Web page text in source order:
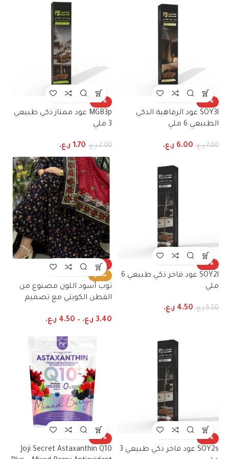
-14%
SOY3l عود الرفاهية الذكي
الطبيعي 6 ملي
7.00 ر.ع. 6.00 ر.ع.
-15%
MGB3p عود ممتاز ذكي طبيعي
3 ملي
2.00 ر.ع. 1.70 ر.ع.
-18%
SOY2l عود فاخر ذكي طبيعي 6
ملي
5.50 ر.ع. 4.50 ر.ع.
-23%
ساخن
ثوب أسود اللون مصنوع من
القطن الكويتي مع تصميم
مطابقة مخيطة على طراز
3.40 ر.ع. –
4.50 ر.ع.
-18%
SOY2s عود فاخر ذكي طبيعي 3
-22%
Joji Secret Astaxanthin Q10